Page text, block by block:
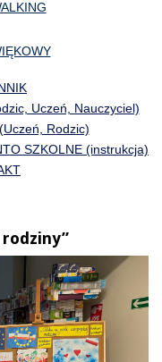
Uczeń, Nauczyciel)
Rodzic)
SZKOLNE (instrukcja)
rodziny”